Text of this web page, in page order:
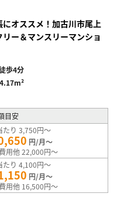
にオススメ！加古川市尾上
ー＆マンスリーマンショ
歩4分
目安
たり 3,750円～
円/月～
用他 22,000円～
たり 4,100円～
円/月～
用他 16,500円～